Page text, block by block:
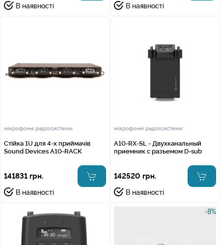
В наявності В наявності
мікрофонні радіосистеми
Стійка 1U для 4-х приймачів
Sound Devices A10-RACK
141831 грн.
В наявності
мікрофонні радіосистеми
A10-RX-SL - Двухканальный
приемник с разъемом D-sub
142520 грн.
В наявності
-8%